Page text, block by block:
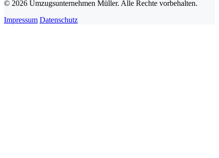
© 2026 Umzugsunternehmen Müller. Alle Rechte vorbehalten.
Impressum Datenschutz